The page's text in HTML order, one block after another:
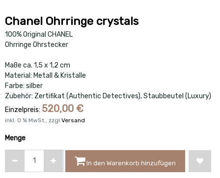
Chanel Ohrringe crystals
100% Original CHANEL
Ohrringe Ohrstecker
Maße ca. 1,5 x 1,2 cm
Material: Metall & Kristalle
Farbe: silber
Zubehör: Zertifikat (Authentic Detectives), Staubbeutel (Luxury)
Einzelpreis: 520,00 €
inkl. 0 % MwSt., zzgl Versand
Menge
In den Warenkorb hinzufügen